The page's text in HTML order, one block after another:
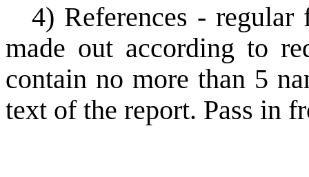
4) References -
made out according to
contain no more than 5
text of the report. Pass in